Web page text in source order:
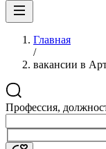
Главная
/
вакансии в
Профессия,